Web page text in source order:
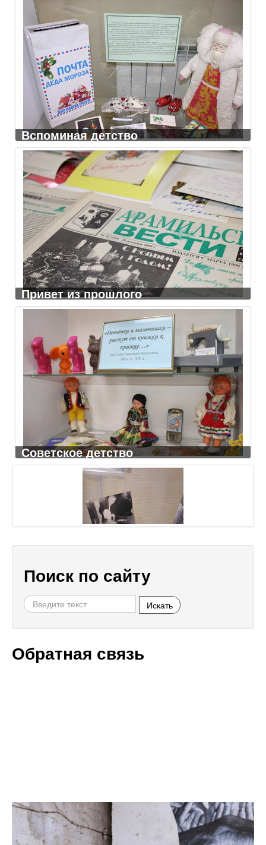
Вспоминая детство
Привет из прошлого
Советское детство
Поиск по сайту
Искать
Обратная связь